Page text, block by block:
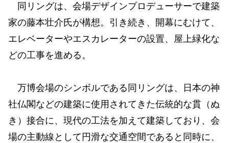
同リングは、会場デザインプロデューサーで建築
家の藤本壮介氏が構想。引き続き、開幕にむけて、
エレベーターやエスカレーターの設置、屋上緑化な
どの工事を進める。
万博会場のシンボルである同リングは、日本の神
社仏閣などの建築に使用されてきた伝統的な貫（ぬ
き）接合に、現代の工法を加えて建築しており、会
場の主動線として円滑な交通空間であると同時に、